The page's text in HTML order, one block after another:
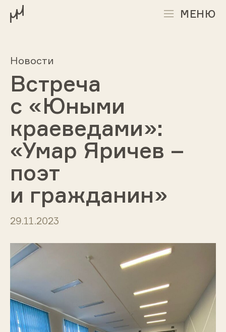
МЕНЮ
Новости
Встреча
с «Юными
краеведами»:
«Умар Яричев –
поэт
и гражданин»
29.11.2023